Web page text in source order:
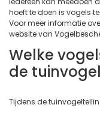
hoeft te doen is vogels
Voor meer informatie
website van
Welke
de
Tijdens de